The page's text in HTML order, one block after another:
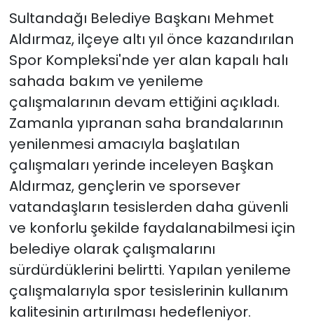
Sultandağı Belediye Başkanı Mehmet
Aldırmaz, ilçeye altı yıl önce kazandırılan
Spor Kompleksi'nde yer alan kapalı halı
sahada bakım ve yenileme
çalışmalarının devam ettiğini açıkladı.
Zamanla yıpranan saha brandalarının
yenilenmesi amacıyla başlatılan
çalışmaları yerinde inceleyen Başkan
Aldırmaz, gençlerin ve sporsever
vatandaşların tesislerden daha güvenli
ve konforlu şekilde faydalanabilmesi için
belediye olarak çalışmalarını
sürdürdüklerini belirtti. Yapılan yenileme
çalışmalarıyla spor tesislerinin kullanım
kalitesinin artırılması hedefleniyor.